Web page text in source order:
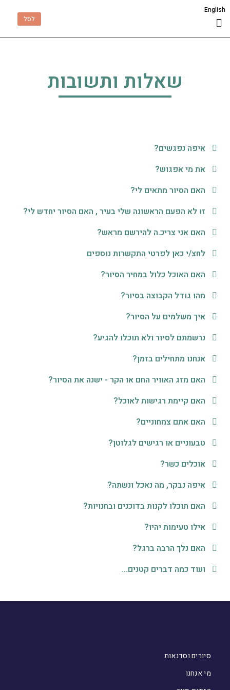
English
לסל
שאלות ותשובות
איפה נפגשים?
את מי אפגוש?
האם הסיור מתאים לי?
זו לא הפעם הראשונה שלי בעיר , האם הסיור יחדש לי?
האם אני צריכ.ה להירשם מראש?
לחצ/י כאן לפרטי התקשרות נוספים
האם האוכל כלול במחיר הסיור?
מהו גודל הקבוצה בסיור?
איך משלמים על הסיור?
נרשמתם לסיור ולא תוכלו להגיע?
אנחנו מתחילים בזמן?
האם מזג האוויר החם או הקר - ישנה את הסיור?
האם קיימת רגישות לאוכל?
האם אתם צמחוניים?
טבעוניים או רגישים לגלוטן?
אוכלים כשר?
איפה נבקר, מה נאכל ונשתה?
האם תוכלו לקנות בדוכנים ובחנויות?
אילו טעימות יהיו?
האם נלך הרבה ברגל?
ועוד כמה דברים קטנים...
סיורים וסדנאות
מי אנחנו